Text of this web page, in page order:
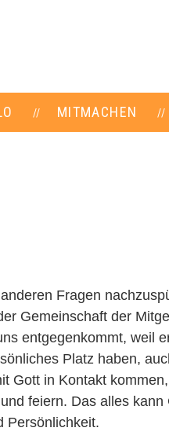
MITMACHEN
Fragen
Gemeinschaft der
entgegenkommt, weil
Platz haben,
Gott in Kontakt
feiern. Das alles
Persönlichkeit.